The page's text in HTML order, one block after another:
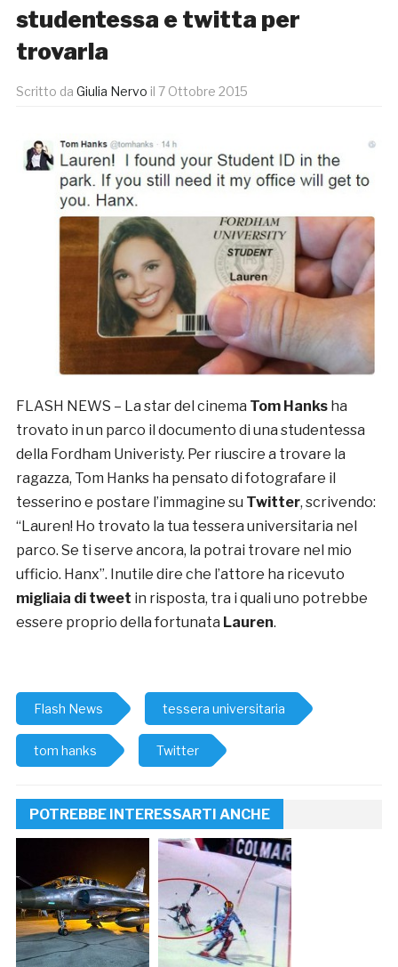
studentessa e twitta per
trovarla
Scritto da Giulia Nervo il 7 Ottobre 2015
FLASH NEWS – La star del cinema Tom Hanksha
trovato in un parco il documento di una studentessa
della Fordham Univeristy. Per riuscire a trovare la
ragazza, Tom Hanks ha pensato di fotografare il
tesserino e postare l’immagine su Twitter, scrivendo:
“Lauren! Ho trovato la tua tessera universitaria nel
parco. Se ti serve ancora, la potrai trovare nel mio
ufficio. Hanx”. Inutile dire che l’attore ha ricevuto
migliaia di tweet in risposta, tra i quali uno potrebbe
essere proprio della fortunata Lauren.
Flash News tessera universitaria
tom hanks Twitter
POTREBBE INTERESSARTI ANCHE